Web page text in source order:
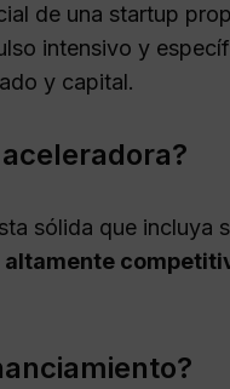
de una startup
intensivo y
y capital.
sólida que incluya
altamente